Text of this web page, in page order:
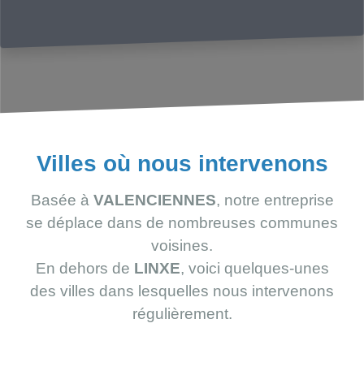
Villes où nous intervenons
Basée à VALENCIENNES, notre entreprise
se déplace dans de nombreuses communes
voisines.
En dehors de LINXE, voici quelques-unes
des villes dans lesquelles nous intervenons
régulièrement.